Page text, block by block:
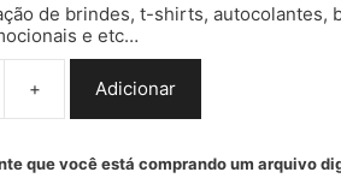
de brindes, t-shirts, autocolantes,
e etc…
+ Adicionar
que você está comprando um arquivo